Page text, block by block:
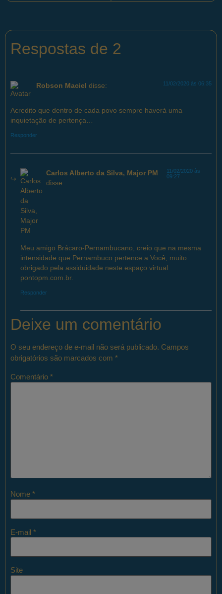
Respostas de 2
Robson Maciel disse: 11/02/2020 às 06:35
Acredito que dentro de cada povo sempre haverá uma
inquietação de pertença…
Responder
Carlos Alberto da Silva, Major PM
disse:
11/02/2020 às
09:27
Meu amigo Brácaro-Pernambucano, creio que na mesma
intensidade que Pernambuco pertence a Você, muito
obrigado pela assiduidade neste espaço virtual
pontopm.com.br.
Responder
Deixe um comentário
O seu endereço de e-mail não será publicado. Campos
obrigatórios são marcados com *
Comentário *
Nome *
E-mail *
Site